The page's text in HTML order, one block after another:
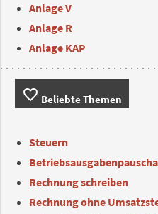
Anlage V
Anlage R
Anlage KAP
favorite_border Beliebte Themen
Steuern
Rechnung schreiben
Rechnung ohne